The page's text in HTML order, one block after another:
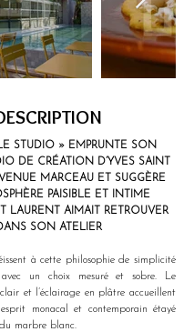
STUDIO » EMPRUNTE SON
DE CRÉATION D’YVES SAINT
MARCEAU ET SUGGÈRE
PAISIBLE ET INTIME
LAURENT AIMAIT RETROUVER
SON ATELIER
à cette philosophie de simplicité
un choix mesuré et sobre. Le
et l’éclairage en plâtre accueillent
monacal et contemporain étayé
marbre blanc.